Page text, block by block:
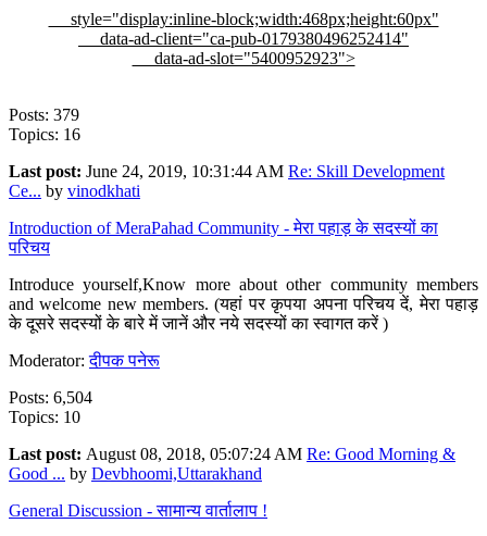
style="display:inline-block;width:468px;height:60px"
data-ad-client="ca-pub-0179380496252414"
data-ad-slot="5400952923">
Posts: 379
Topics: 16
Last post: June 24, 2019, 10:31:44 AM Re: Skill Development
Ce... by vinodkhati
Introduction of MeraPahad Community - मेरा पहाड़ के सदस्यों का
परिचय
Introduce yourself,Know more about other community members
and welcome new members. (यहां पर कृपया अपना परिचय दें, मेरा पहाड़
के दूसरे सदस्यों के बारे में जानें और नये सदस्यों का स्वागत करें )
Moderator:दीपक पनेरू
Posts: 6,504
Topics: 10
Last post: August 08, 2018, 05:07:24 AM Re: Good Morning &
Good ... by Devbhoomi,Uttarakhand
General Discussion - सामान्य वार्तालाप !